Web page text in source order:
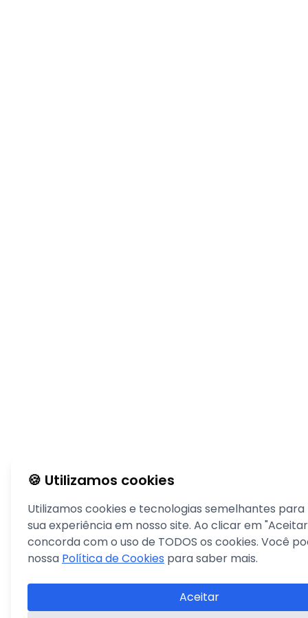
🍪 Utilizamos cookies
Utilizamos cookies e tecnologias semelhantes
sua experiência em nosso site. Ao clicar em
concorda com o uso de TODOS os cookies. Você
nossa Política de Cookies para saber mais.
Aceitar